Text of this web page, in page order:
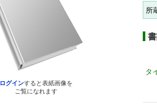
ログインすると表紙画像を
ご覧になれます
所
タ